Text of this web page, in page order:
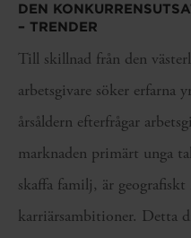
DEN
– TRENDER
Till skillnad från den
arbetsgivare söker erfarna
årsåldern efterfrågar
marknaden primärt unga
skaffa familj, är
karriärsambitioner. Detta